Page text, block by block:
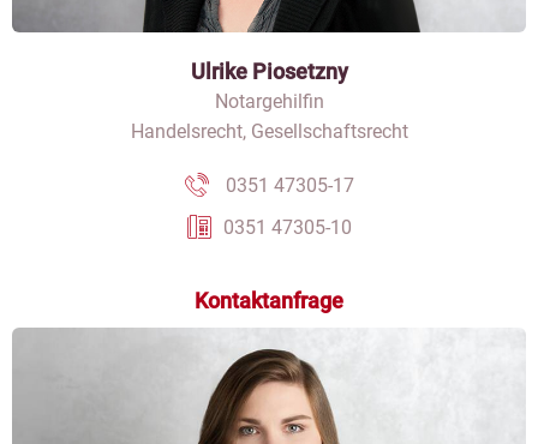
Ulrike Piosetzny
Notargehilfin
Handelsrecht, Gesellschaftsrecht
0351 47305-17
0351 47305-10
Kontaktanfrage